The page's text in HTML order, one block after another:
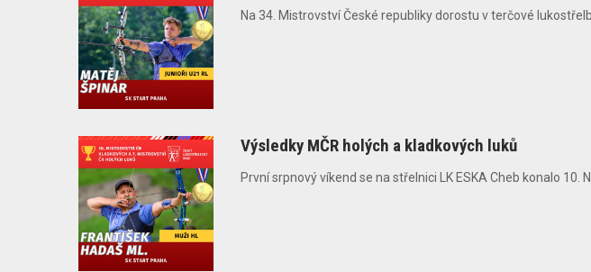
Na 34. Mistrovství České republiky dorostu v terčové
Výsledky MČR holých a kladkových luků
První srpnový víkend se na střelnici LK ESKA Cheb konalo